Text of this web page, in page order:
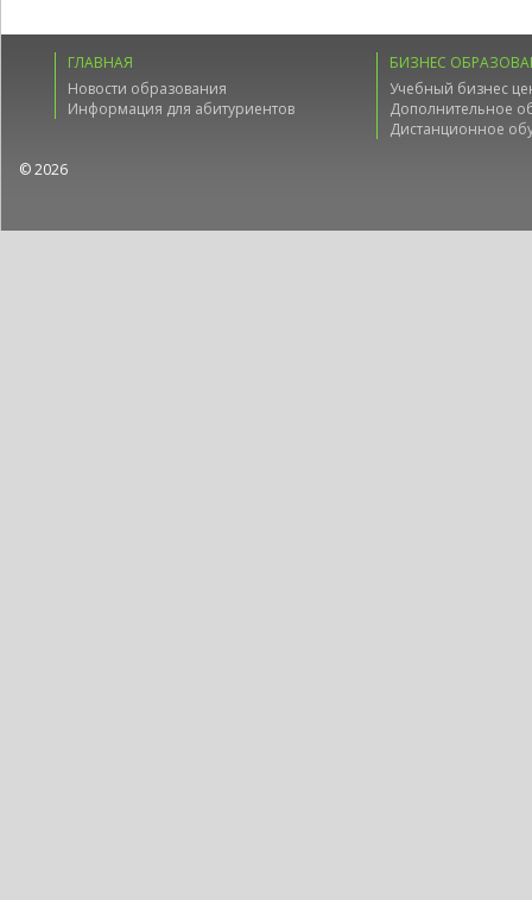
ГЛАВНАЯ
Новости образования
Информация для абитуриентов
БИЗНЕС
Учебный бизнес
Дополнительное
Дистанционное
© 2026